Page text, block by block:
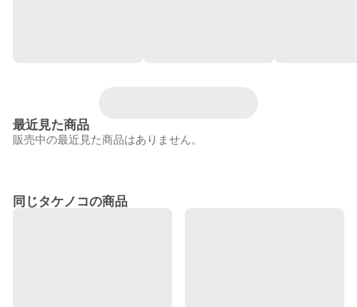
最近見た商品
販売中の最近見た商品はありません。
同じタケノコの商品